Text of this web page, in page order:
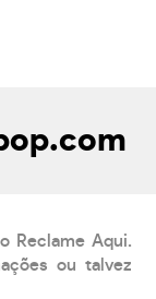
Reclame Aqui.
ou talvez